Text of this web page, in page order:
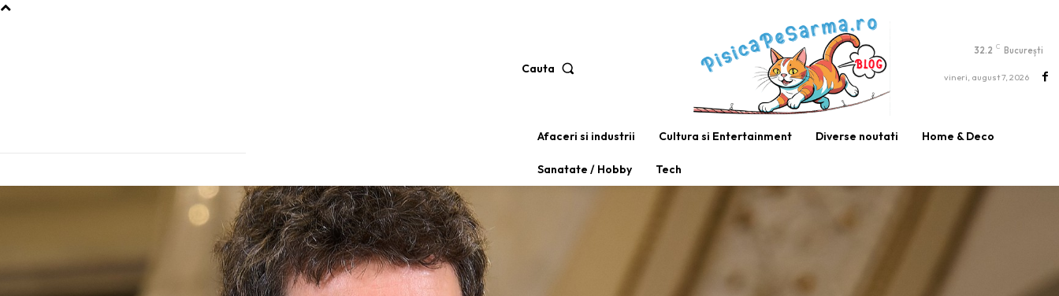
Cauta
32.2 C București
vineri, august 7, 2026
Afaceri si industrii Cultura si Entertainment Diverse noutati Home & Deco
Sanatate / Hobby Tech